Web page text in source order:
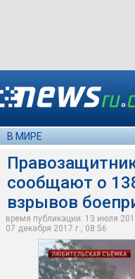
В МИРЕ
сообщают о
взрывов
время публикации: 13 июля
07 декабря 2017 г., 08:56